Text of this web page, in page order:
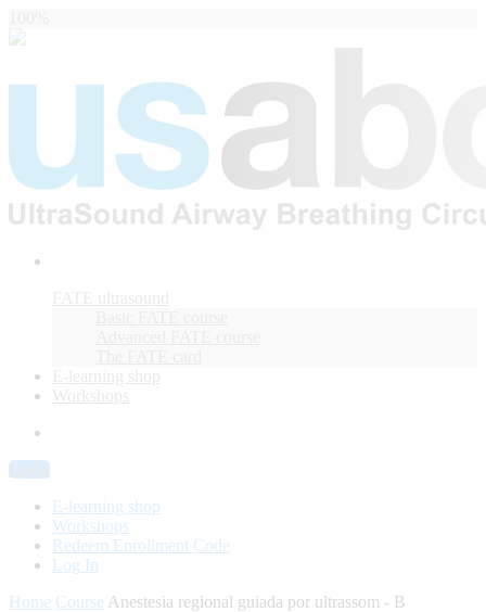
E-learning shop
Workshops
Redeem Enrollment Code
Log In
Home Course Anestesia regional guiada por ultrassom - B